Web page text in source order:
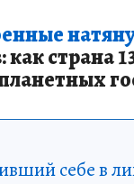
страна
себе в